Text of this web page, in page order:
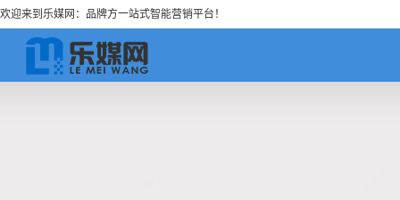
欢迎来到乐媒网：品牌方一站式智能营销平台！